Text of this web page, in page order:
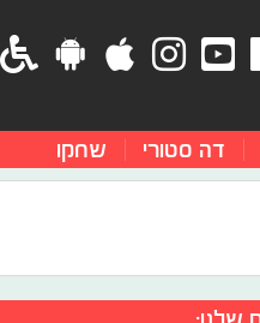
דה סטורי שחקו